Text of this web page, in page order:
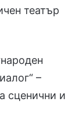
театър
–
сценични и